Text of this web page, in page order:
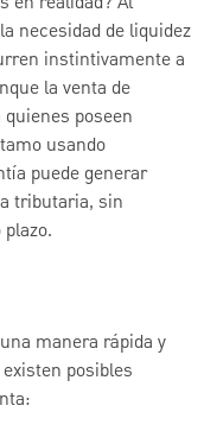
necesidad de liquidez
instintivamente a
la venta de
poseen
usando
puede generar
tributaria, sin
manera rápida y
posibles